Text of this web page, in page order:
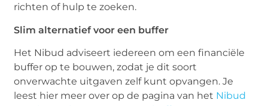
richten of hulp te zoeken.
Slim alternatief voor een buffer
Het Nibud adviseert iedereen om een financiële
buffer op te bouwen, zodat je dit soort
onverwachte uitgaven zelf kunt opvangen. Je
leest hier meer over op de pagina van het Nibud